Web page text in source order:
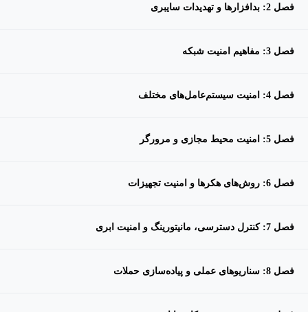
فصل 2: بدافزارها و تهدیدات سایبری
فصل 3: مفاهیم امنیت شبکه
فصل 4: امنیت سیستم‌عامل‌های مختلف
فصل 5: امنیت محیط مجازی و مرورگر
فصل 6: روش‌های هکرها و امنیت تجهیزات
فصل 7: کنترل دسترسی، مانیتورینگ و امنیت ابری
فصل 8: سناریوهای عملی و پیاده‌سازی حملات